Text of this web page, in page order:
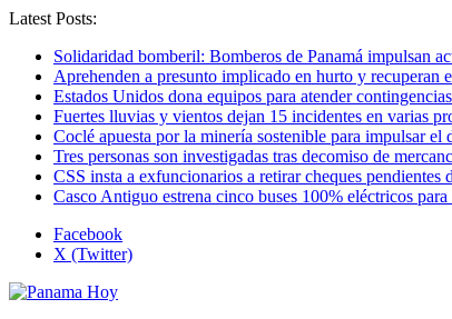
Latest Posts:
Solidaridad bomberil: Bomberos de Panamá impulsan
Aprehenden a presunto implicado en hurto y recuperan
Estados Unidos dona equipos para atender
Fuertes lluvias y vientos dejan 15 incidentes en varias
Coclé apuesta por la minería sostenible para impulsar el
Tres personas son investigadas tras decomiso de
CSS insta a exfuncionarios a retirar cheques pendientes
Casco Antiguo estrena cinco buses 100% eléctricos
Facebook
X (Twitter)